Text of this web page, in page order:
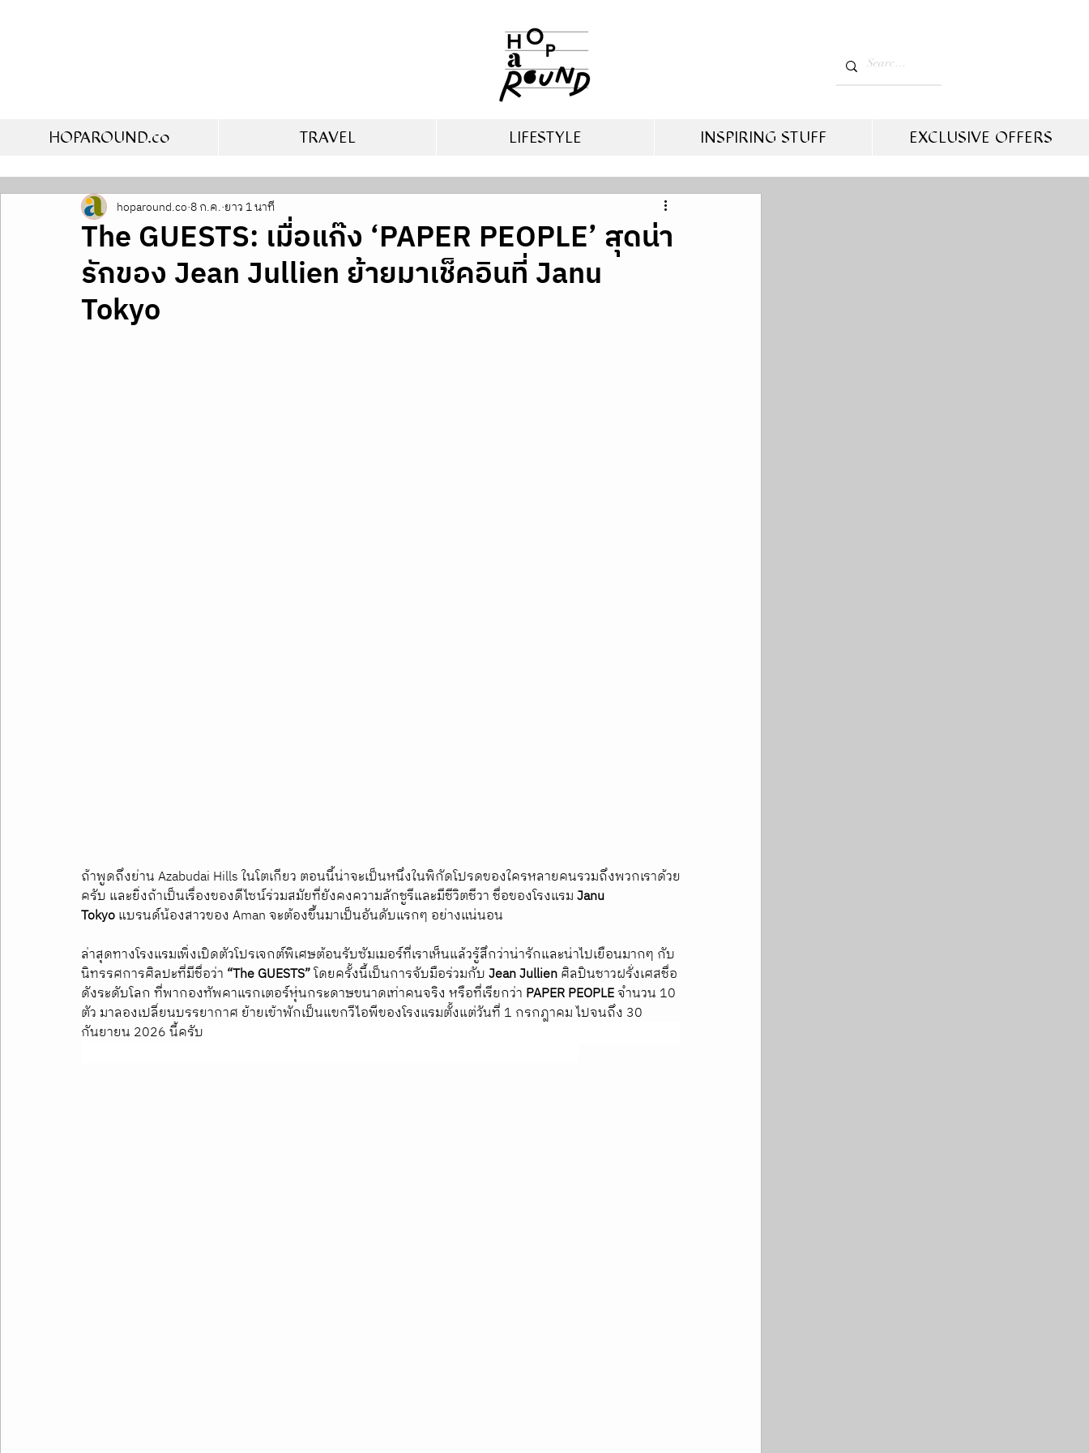
HOPAROUND.co TRAVEL LIFESTYLE INSPIRING STUFF EXCLUSIVE OFFERS
The GUESTS: เมื่อแก๊ง ‘PAPER PEOPLE’ สุดน่า
รักของ Jean Jullien ย้ายมาเช็คอินที่ Janu
Tokyo
hoparound.co 8 ก.ค. ยาว 1 นาที
ถ้าพูดถึงย่าน Azabudai Hills ในโตเกียว ตอนนี้น่าจะเป็นหนึ่งในพิกัดโปรดของใครหลายคนรวมถึงพวกเราด้วย
ครับ และยิ่งถ้าเป็นเรื่องของดีไซน์ร่วมสมัยที่ยังคงความลักชูรีและมีชีวิตชีวา ชื่อของโรงแรม Janu
Tokyo แบรนด์น้องสาวของ Aman จะต้องขึ้นมาเป็นอันดับแรกๆ อย่างแน่นอน
ล่าสุดทางโรงแรมเพิ่งเปิดตัวโปรเจกต์พิเศษต้อนรับซัมเมอร์ที่เราเห็นแล้วรู้สึกว่าน่ารักและน่าไปเยือนมากๆ กับ
นิทรรศการศิลปะที่มีชื่อว่า “The GUESTS” โดยครั้งนี้เป็นการจับมือร่วมกับ Jean Jullien ศิลปินชาวฝรั่งเศสชื่อ
ดังระดับโลก ที่พากองทัพคาแรกเตอร์หุ่นกระดาษขนาดเท่าคนจริง หรือที่เรียกว่า PAPER PEOPLE จำนวน 10
ตัว มาลองเปลี่ยนบรรยากาศ ย้ายเข้าพักเป็นแขกวีไอพีของโรงแรมตั้งแต่วันที่ 1 กรกฎาคม ไปจนถึง 30
กันยายน 2026 นี้ครับ